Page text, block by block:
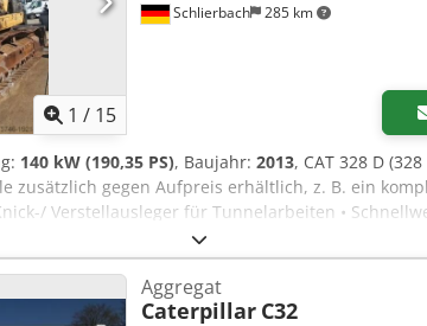
1 / 15
Schlierbach 285 km
140 kW (190,35 PS), Baujahr: 2013, CAT 328 D (328
zusätzlich gegen Aufpreis erhältlich, z. B. ein
Verstellausleger für Tunnelarbeiten •
• 11.600 Bh. • 600 mm Kettenbreite •
ca. 7m • Leergewicht: 43.500 kg -
- Alle Kundendienste durch Fa. Zeppelin /
= Weitere Informationen = Baujahr: 2013 Schäden:
Aggregat
Caterpillar C32